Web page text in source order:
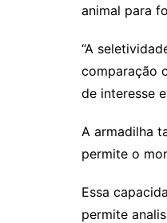
animal para
“A
comparação
de interesse
A armadilha
permite o
Essa
permite